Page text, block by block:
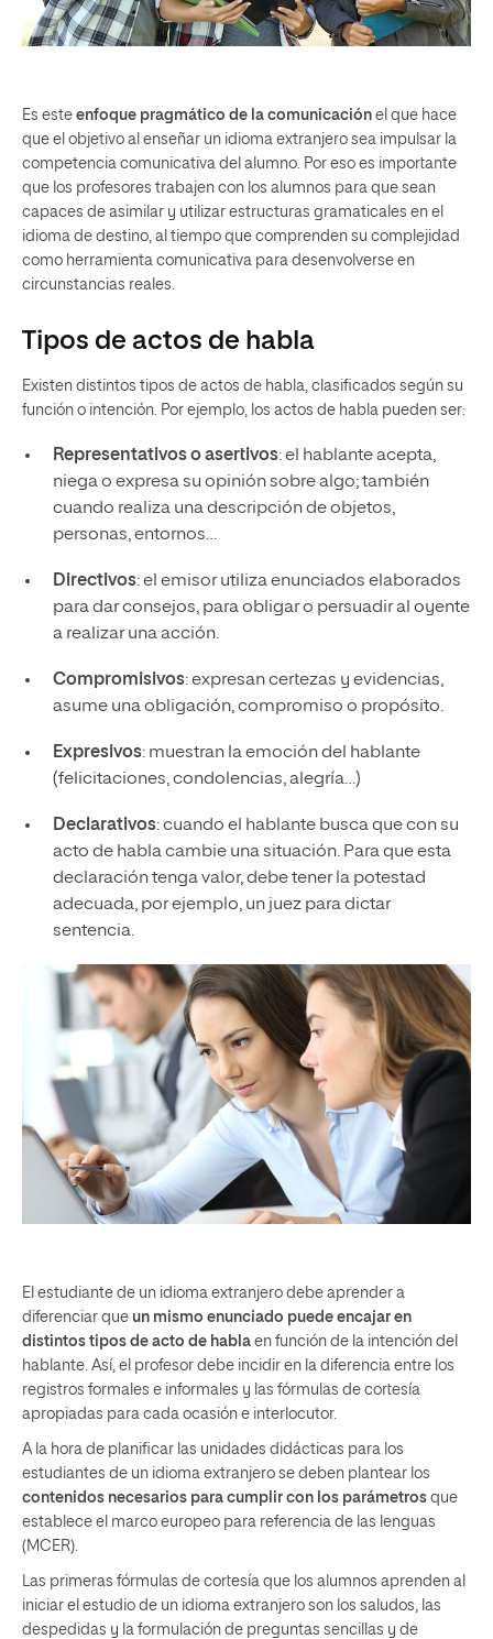
Es este enfoque pragmático de la comunicación el que hace
que el objetivo al enseñar un idioma extranjero sea impulsar la
competencia comunicativa del alumno. Por eso es importante
que los profesores trabajen con los alumnos para que sean
capaces de asimilar y utilizar estructuras gramaticales en el
idioma de destino, al tiempo que comprenden su complejidad
como herramienta comunicativa para desenvolverse en
circunstancias reales.
Tipos de actos de habla
Existen distintos tipos de actos de habla, clasificados según su
función o intención. Por ejemplo, los actos de habla pueden ser:
Representativos o asertivos: el hablante acepta,
niega o expresa su opinión sobre algo; también
cuando realiza una descripción de objetos,
personas, entornos…
Directivos: el emisor utiliza enunciados elaborados
para dar consejos, para obligar o persuadir al oyente
a realizar una acción.
Compromisivos: expresan certezas y evidencias,
asume una obligación, compromiso o propósito.
Expresivos: muestran la emoción del hablante
(felicitaciones, condolencias, alegría…)
Declarativos: cuando el hablante busca que con su
acto de habla cambie una situación. Para que esta
declaración tenga valor, debe tener la potestad
adecuada, por ejemplo, un juez para dictar
sentencia.
El estudiante de un idioma extranjero debe aprender a
diferenciar que un mismo enunciado puede encajar en
distintos tipos de acto de habla en función de la intención del
hablante. Así, el profesor debe incidir en la diferencia entre los
registros formales e informales y las fórmulas de cortesía
apropiadas para cada ocasión e interlocutor.
A la hora de planificar las unidades didácticas para los
estudiantes de un idioma extranjero se deben plantear los
contenidos necesarios para cumplir con los parámetros que
establece el marco europeo para referencia de las lenguas
(MCER).
Las primeras fórmulas de cortesía que los alumnos aprenden al
iniciar el estudio de un idioma extranjero son los saludos, las
despedidas y la formulación de preguntas sencillas y de